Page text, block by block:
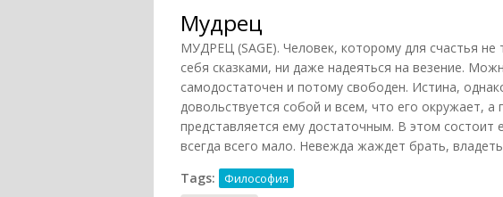
Мудрец
МУДРЕЦ (SAGE). Человек, которому для счастья не
себя сказками, ни даже надеяться на везение.
самодостаточен и потому свободен. Истина,
довольствуется собой и всем, что его окружает,
представляется ему достаточным. В этом
всегда всего мало. Невежда жаждет брать,
Tags:
Философия